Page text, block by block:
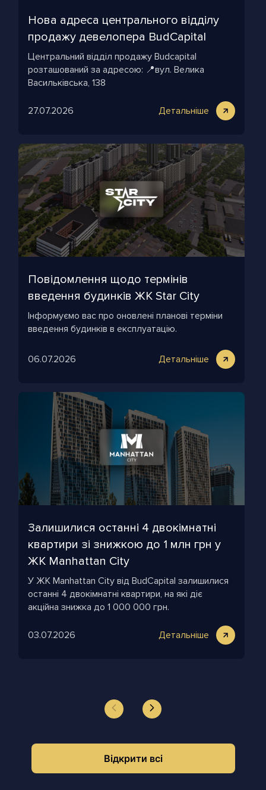
Нова адреса центрального відділу
продажу девелопера BudСapital
Центральний відділ продажу Budcapital
розташований за адресою: 📍вул. Велика
Васильківська, 138
27.07.2026 Детальніше
Повідомлення щодо термінів
введення будинків ЖК Star City
Інформуємо вас про оновлені планові терміни
введення будинків в експлуатацію.
06.07.2026 Детальніше
Залишилися останні 4 двокімнатні
квартири зі знижкою до 1 млн грн у
ЖК Manhattan City
У ЖК Manhattan City від BudCapital залишилися
останні 4 двокімнатні квартири, на які діє
акційна знижка до 1 000 000 грн.
03.07.2026 Детальніше
Відкрити всі